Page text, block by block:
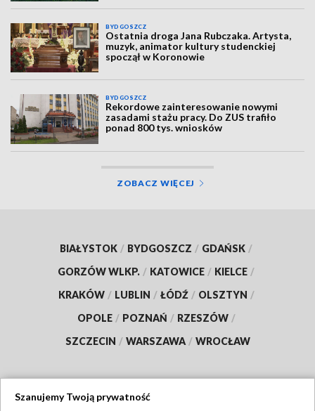
BYDGOSZCZ
Ostatnia droga Jana Rubczaka. Artysta,
muzyk, animator kultury studenckiej
spoczął w Koronowie
BYDGOSZCZ
Rekordowe zainteresowanie nowymi
zasadami stażu pracy. Do ZUS trafiło
ponad 800 tys. wniosków
ZOBACZ WIĘCEJ
BIAŁYSTOK / BYDGOSZCZ / GDAŃSK /
GORZÓW WLKP. / KATOWICE / KIELCE /
KRAKÓW / LUBLIN / ŁÓDŹ / OLSZTYN /
OPOLE / POZNAŃ / RZESZÓW /
SZCZECIN / WARSZAWA / WROCŁAW
Szanujemy Twoją prywatność